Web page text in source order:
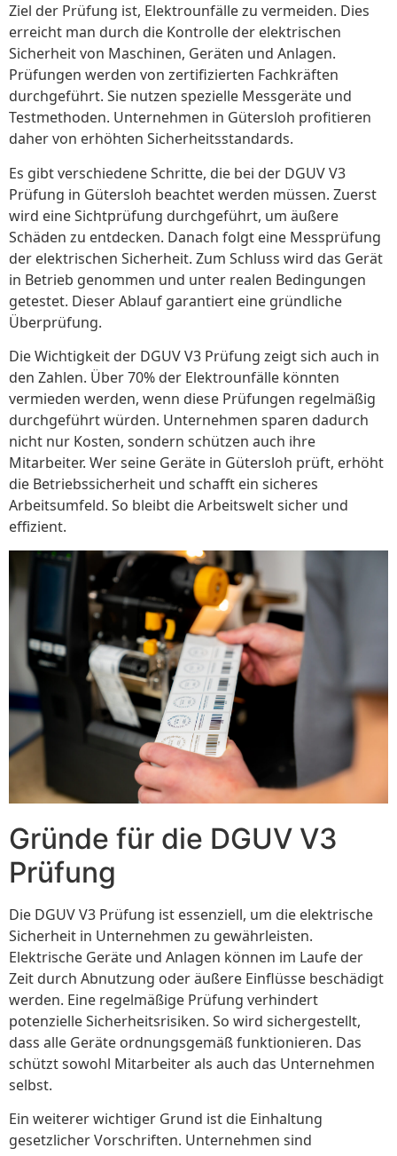
Ziel der Prüfung ist, Elektrounfälle zu vermeiden. Dies
erreicht man durch die Kontrolle der elektrischen
Sicherheit von Maschinen, Geräten und Anlagen.
Prüfungen werden von zertifizierten Fachkräften
durchgeführt. Sie nutzen spezielle Messgeräte und
Testmethoden. Unternehmen in Gütersloh profitieren
daher von erhöhten Sicherheitsstandards.
Es gibt verschiedene Schritte, die bei der DGUV V3
Prüfung in Gütersloh beachtet werden müssen. Zuerst
wird eine Sichtprüfung durchgeführt, um äußere
Schäden zu entdecken. Danach folgt eine Messprüfung
der elektrischen Sicherheit. Zum Schluss wird das Gerät
in Betrieb genommen und unter realen Bedingungen
getestet. Dieser Ablauf garantiert eine gründliche
Überprüfung.
Die Wichtigkeit der DGUV V3 Prüfung zeigt sich auch in
den Zahlen. Über 70% der Elektrounfälle könnten
vermieden werden, wenn diese Prüfungen regelmäßig
durchgeführt würden. Unternehmen sparen dadurch
nicht nur Kosten, sondern schützen auch ihre
Mitarbeiter. Wer seine Geräte in Gütersloh prüft, erhöht
die Betriebssicherheit und schafft ein sicheres
Arbeitsumfeld. So bleibt die Arbeitswelt sicher und
effizient.
Gründe für die DGUV V3
Prüfung
Die DGUV V3 Prüfung ist essenziell, um die elektrische
Sicherheit in Unternehmen zu gewährleisten.
Elektrische Geräte und Anlagen können im Laufe der
Zeit durch Abnutzung oder äußere Einflüsse beschädigt
werden. Eine regelmäßige Prüfung verhindert
potenzielle Sicherheitsrisiken. So wird sichergestellt,
dass alle Geräte ordnungsgemäß funktionieren. Das
schützt sowohl Mitarbeiter als auch das Unternehmen
selbst.
Ein weiterer wichtiger Grund ist die Einhaltung
gesetzlicher Vorschriften. Unternehmen sind